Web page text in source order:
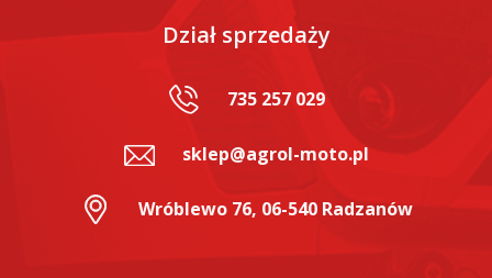
Dział sprzedaży
735 257 029
sklep@agrol-moto.pl
Wróblewo 76, 06-540 Radzanów